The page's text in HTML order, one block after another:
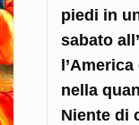
piedi in
sabato
nella
Niente di